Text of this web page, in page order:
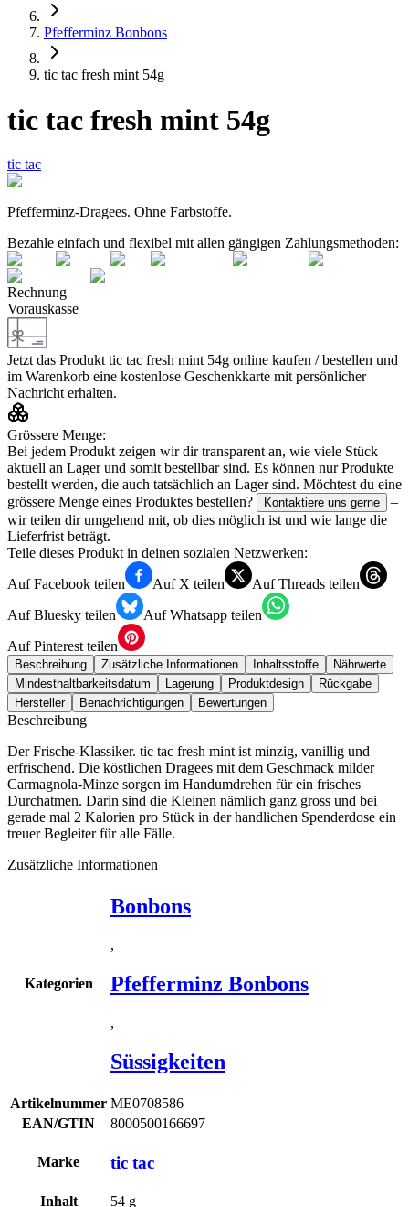
Pfefferminz Bonbons
tic tac fresh mint 54g
tic tac fresh mint 54g
tic tac
Pfefferminz-Dragees. Ohne Farbstoffe.
Bezahle einfach und flexibel mit allen gängigen Zahlungsmethoden:
Rechnung
Vorauskasse
Jetzt das Produkt tic tac fresh mint 54g online kaufen / bestellen und
im Warenkorb eine kostenlose Geschenkkarte mit persönlicher
Nachricht erhalten.
Grössere Menge:
Bei jedem Produkt zeigen wir dir transparent an, wie viele Stück
aktuell an Lager und somit bestellbar sind. Es können nur Produkte
bestellt werden, die auch tatsächlich an Lager sind. Möchtest du eine
grössere Menge eines Produktes bestellen?
Kontaktiere uns gerne
–
wir teilen dir umgehend mit, ob dies möglich ist und wie lange die
Lieferfrist beträgt.
Teile dieses Produkt in deinen sozialen Netzwerken:
Auf Facebook teilen
Auf X teilen
Auf Threads teilen
Auf Bluesky teilen
Auf Whatsapp teilen
Auf Pinterest teilen
Beschreibung Zusätzliche Informationen Inhaltsstoffe
Nährwerte
Mindesthaltbarkeitsdatum
Lagerung Produktdesign
Rückgabe
Hersteller
Benachrichtigungen Bewertungen
Beschreibung
Der Frische-Klassiker. tic tac fresh mint ist minzig, vanillig und
erfrischend. Die köstlichen Dragees mit dem Geschmack milder
Carmagnola-Minze sorgen im Handumdrehen für ein frisches
Durchatmen. Darin sind die Kleinen nämlich ganz gross und bei
gerade mal 2 Kalorien pro Stück in der handlichen Spenderdose ein
treuer Begleiter für alle Fälle.
Zusätzliche Informationen
Kategorien
Bonbons
,
Pfefferminz Bonbons
,
Süssigkeiten
Artikelnummer ME0708586
EAN/GTIN
8000500166697
Marke tic tac
Inhalt 54 g